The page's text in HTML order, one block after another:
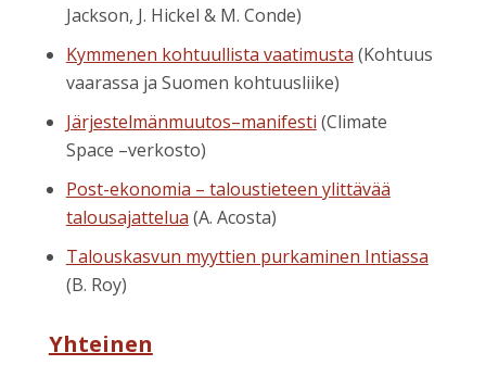
Jackson, J. Hickel & M. Conde)
Kymmenen kohtuullista vaatimusta (Kohtuus
vaarassa ja Suomen kohtuusliike)
Järjestelmänmuutos–manifesti (Climate
Space –verkosto)
Post-ekonomia – taloustieteen ylittävää
talousajattelua (A. Acosta)
Talouskasvun myyttien purkaminen Intiassa
(B. Roy)
Yhteinen